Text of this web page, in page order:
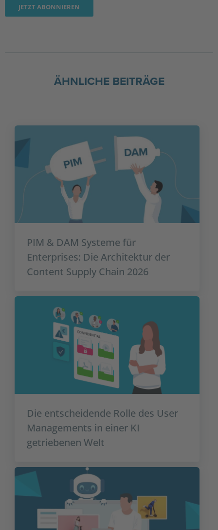
ÄHNLICHE BEITRÄGE
PIM & DAM Systeme für
Enterprises: Die Architektur der
Content Supply Chain 2026
Die entscheidende Rolle des User
Managements in einer KI
getriebenen Welt